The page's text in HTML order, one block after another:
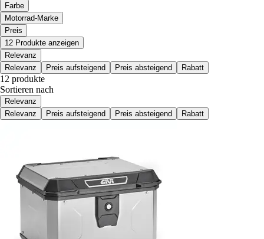
Farbe
Motorrad-Marke
Preis
12 Produkte anzeigen
Relevanz
Relevanz
Preis aufsteigend Preis absteigend Rabatt
12 produkte
Sortieren nach
Relevanz
Relevanz
Preis aufsteigend Preis absteigend Rabatt